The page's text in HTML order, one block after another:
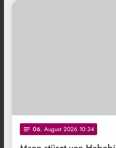
notes 06. August 2026 10:34